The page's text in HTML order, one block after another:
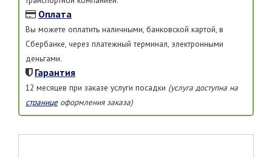
Оплата
Вы можете оплатить наличными, банковской картой, в
Сбербанке, через платежный терминал, электронными
деньгами.
Гарантия
12 месяцев при заказе услуги посадки (услуга доступна на
страницеоформления заказа)